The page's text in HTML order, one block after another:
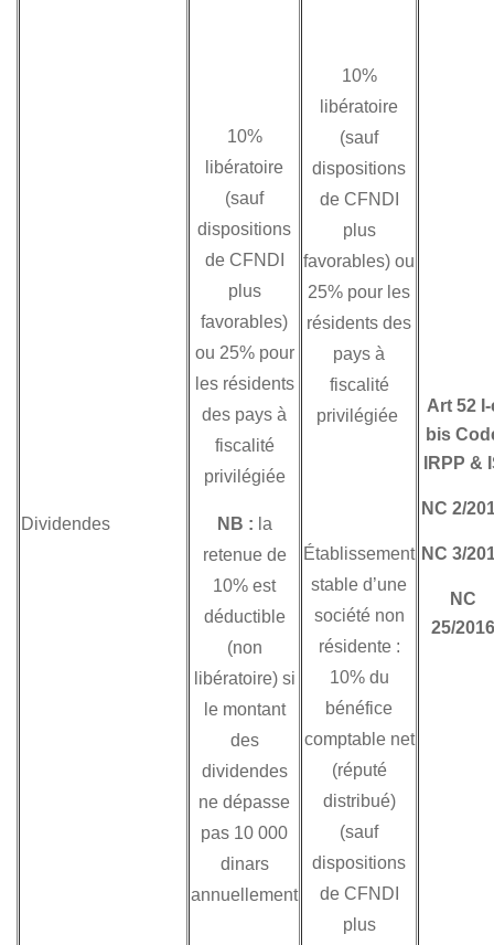
Dividendes
10%
libératoire
(sauf
dispositions
de CFNDI
plus
favorables)
ou 25% pour
les résidents
des pays à
fiscalité
privilégiée
NB : la
retenue de
10% est
déductible
(non
libératoire) si
le montant
des
dividendes
ne dépasse
pas 10 000
dinars
annuellement
10%
libératoire
(sauf
dispositions
de CFNDI
plus
favorables) ou
25% pour les
résidents des
pays à
fiscalité
privilégiée
Établissement
stable d’une
société non
résidente :
10% du
bénéfice
comptable net
(réputé
distribué)
(sauf
dispositions
de CFNDI
plus
Art 52
bis
IRPP &
NC 2/
NC 3/
NC
25/2016